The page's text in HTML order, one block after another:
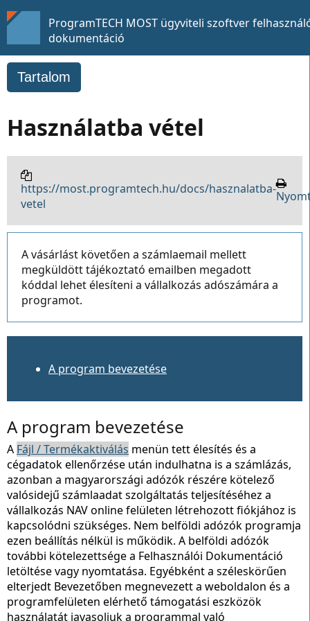
ProgramTECH MOST ügyviteli szoftver
dokumentáció
Tartalom
Használatba vétel
https://most.programtech.hu/docs/hasznalatba-
vetel
A vásárlást követően a számlaemail mellett
megküldött tájékoztató emailben megadott
kóddal lehet élesíteni a vállalkozás adószámára a
programot.
A program bevezetése
A program bevezetése
A Fájl / Termékaktiválás menün tett élesítés és a
cégadatok ellenőrzése után indulhatna is a számlázás,
azonban a magyarországi adózók részére kötelező
valósidejű számlaadat szolgáltatás teljesítéséhez a
vállalkozás NAV online felületen létrehozott fiókjához is
kapcsolódni szükséges. Nem belföldi adózók programja
ezen beállítás nélkül is működik. A belföldi adózók
további kötelezettsége a Felhasználói Dokumentáció
letöltése vagy nyomtatása. Egyébként a széleskörűen
elterjedt Bevezetőben megnevezett a weboldalon és a
programfelületen elérhető támogatási eszközök
használatát javasoljuk a programmal való